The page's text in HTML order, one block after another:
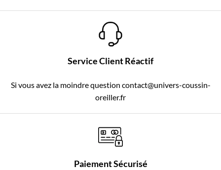
Service Client Réactif
Si vous avez la moindre question contact@univers-coussin-
oreiller.fr
Paiement Sécurisé